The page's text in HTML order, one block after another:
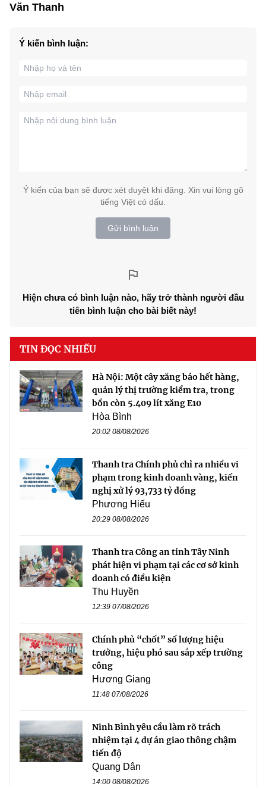
Văn Thanh
Ý kiến bình luận:
Ý kiến của bạn sẽ được xét duyệt khi đăng. Xin vui lòng gõ
tiếng Việt có dấu.
Gửi bình luận
Hiện chưa có bình luận nào, hãy trở thành người đầu
tiên bình luận cho bài biết này!
TIN ĐỌC NHIỀU
Hà Nội: Một cây xăng báo hết hàng,
quản lý thị trường kiểm tra, trong
bồn còn 5.409 lít xăng E10
Hòa Bình
20:02 08/08/2026
Thanh tra Chính phủ chỉ ra nhiều vi
phạm trong kinh doanh vàng, kiến
nghị xử lý 93,733 tỷ đồng
Phương Hiếu
20:29 08/08/2026
Thanh tra Công an tỉnh Tây Ninh
phát hiện vi phạm tại các cơ sở kinh
doanh có điều kiện
Thu Huyền
12:39 07/08/2026
Chính phủ “chốt” số lượng hiệu
trưởng, hiệu phó sau sắp xếp trường
công
Hương Giang
11:48 07/08/2026
Ninh Bình yêu cầu làm rõ trách
nhiệm tại 4 dự án giao thông chậm
tiến độ
Quang Dân
14:00 08/08/2026